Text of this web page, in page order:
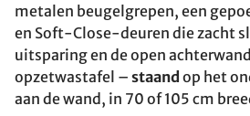
metalen beugelgrepen, een
en Soft-Close-deuren die zacht
uitsparing en de open
opzetwastafel – staand op het
aan de wand, in 70 of 105 cm